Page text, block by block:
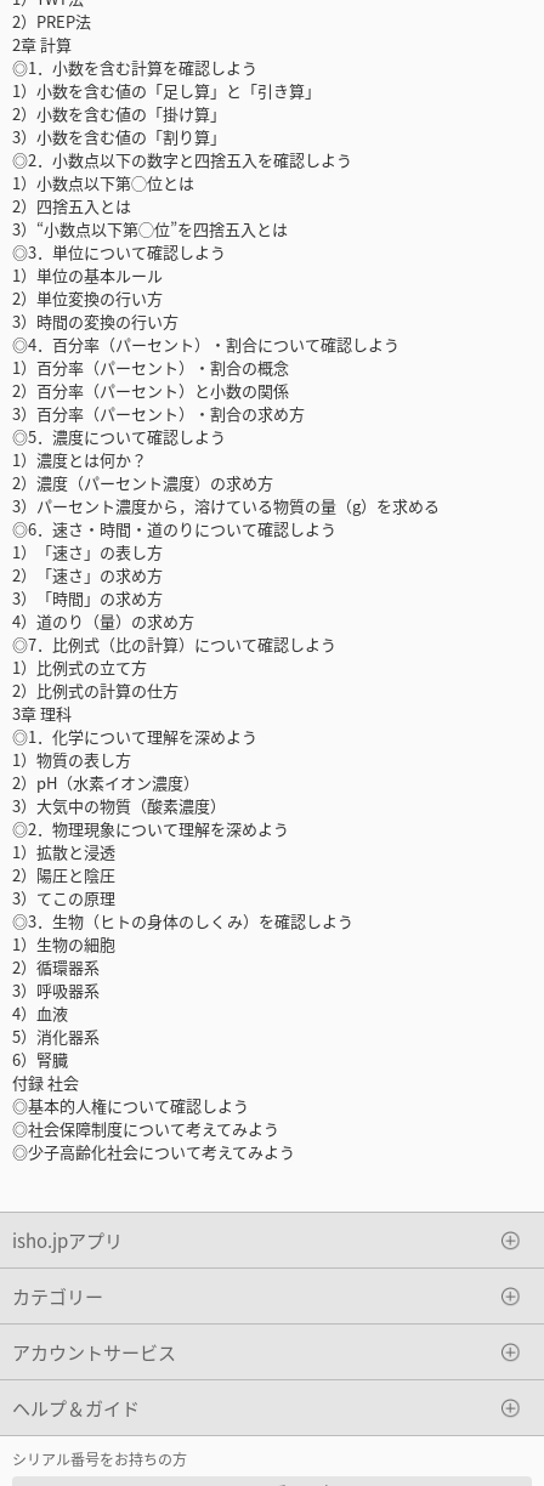
2）PREP法
2章 計算
◎1．小数を含む計算を確認しよう
1）小数を含む値の「足し算」と「引き算」
2）小数を含む値の「掛け算」
3）小数を含む値の「割り算」
◎2．小数点以下の数字と四捨五入を確認しよう
1）小数点以下第◯位とは
2）四捨五入とは
3）“小数点以下第◯位”を四捨五入とは
◎3．単位について確認しよう
1）単位の基本ルール
2）単位変換の行い方
3）時間の変換の行い方
◎4．百分率（パーセント）・割合について確認しよう
1）百分率（パーセント）・割合の概念
2）百分率（パーセント）と小数の関係
3）百分率（パーセント）・割合の求め方
◎5．濃度について確認しよう
1）濃度とは何か？
2）濃度（パーセント濃度）の求め方
3）パーセント濃度から，溶けている物質の量（g）を求める
◎6．速さ・時間・道のりについて確認しよう
1）「速さ」の表し方
2）「速さ」の求め方
3）「時間」の求め方
4）道のり（量）の求め方
◎7．比例式（比の計算）について確認しよう
1）比例式の立て方
2）比例式の計算の仕方
3章 理科
◎1．化学について理解を深めよう
1）物質の表し方
2）pH（水素イオン濃度）
3）大気中の物質（酸素濃度）
◎2．物理現象について理解を深めよう
1）拡散と浸透
2）陽圧と陰圧
3）てこの原理
◎3．生物（ヒトの身体のしくみ）を確認しよう
1）生物の細胞
2）循環器系
3）呼吸器系
4）血液
5）消化器系
6）腎臓
付録 社会
◎基本的人権について確認しよう
◎社会保障制度について考えてみよう
◎少子高齢化社会について考えてみよう
isho.jpアプリ
カテゴリー
アカウントサービス
ヘルプ＆ガイド
シリアル番号をお持ちの方